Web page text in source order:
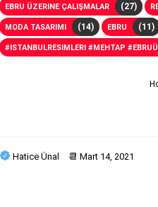
EBRU ÜZERINE ÇALIŞMALAR (27)
MODA TASARIMI (14) EBRU (11)
#ISTANBULRESIMLERI #MEHTAP
Hatice Ünal 📆 Mart 14, 2021